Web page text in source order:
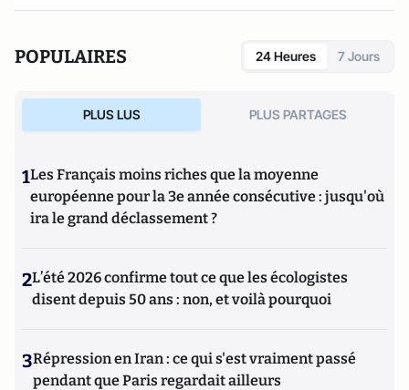
POPULAIRES 24 Heures 7 Jours
PLUS LUS PLUS PARTAGES
1Les Français moins riches que la moyenne
européenne pour la 3e année consécutive : jusqu'où
ira le grand déclassement ?
2L’été 2026 confirme tout ce que les écologistes
disent depuis 50 ans : non, et voilà pourquoi
3Répression en Iran : ce qui s'est vraiment passé
pendant que Paris regardait ailleurs